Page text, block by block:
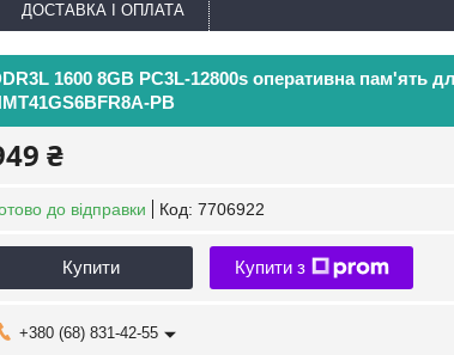
ДОСТАВКА І ОПЛАТА
1600 8GB PC3L-12800s оперативна пам'ять
PB
₴
до відправки Код: 7706922
Купити Купити з
+380 (68) 831-42-55